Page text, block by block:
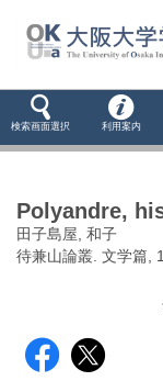
検索画面選択 利用案内
Polyandre,
田子島屋, 和子
待兼山論叢. 文学篇,